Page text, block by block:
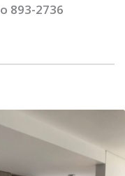
893-2736